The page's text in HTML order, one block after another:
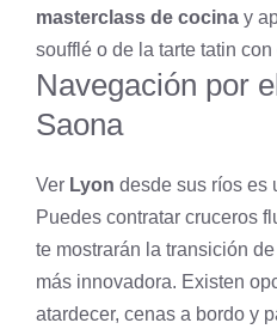
masterclass de cocina y
soufflé o de la tarte tatin
Navegación por
Saona
Ver Lyon desde sus ríos es
Puedes contratar cruceros
te mostrarán la transición
más innovadora. Existen
atardecer, cenas a bordo y